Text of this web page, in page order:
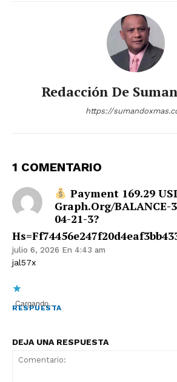
Redacción De
https://
1 COMENTARIO
Payment 169.29
Graph.org/BALANCE-
04-21-3?
julio 6, 2026 En 4:43 am
jal57x
Cargando...
RESPUESTA
DEJA UNA RESPUESTA